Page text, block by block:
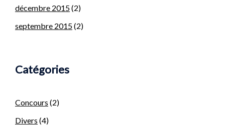
décembre 2015(2)
septembre 2015(2)
Catégories
Concours (2)
Divers (4)